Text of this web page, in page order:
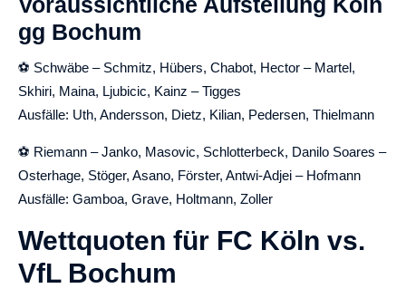
gg Bochum
⚽ Schwäbe – Schmitz, Hübers, Chabot, Hector – Martel,
Skhiri, Maina, Ljubicic, Kainz – Tigges
Ausfälle: Uth, Andersson, Dietz, Kilian, Pedersen, Thielmann
⚽ Riemann – Janko, Masovic, Schlotterbeck, Danilo Soares –
Osterhage, Stöger, Asano, Förster, Antwi-Adjei – Hofmann
Ausfälle: Gamboa, Grave, Holtmann, Zoller
Wettquoten für FC Köln vs.
VfL Bochum